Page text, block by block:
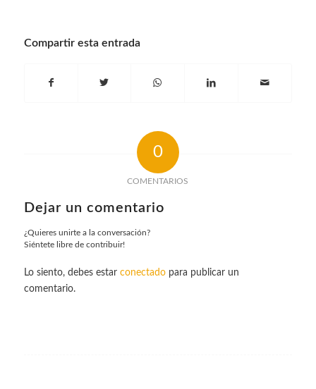
Compartir esta entrada
0
COMENTARIOS
Dejar un comentario
¿Quieres unirte a la conversación?
Siéntete libre de contribuir!
Lo siento, debes estar conectadopara publicar un
comentario.